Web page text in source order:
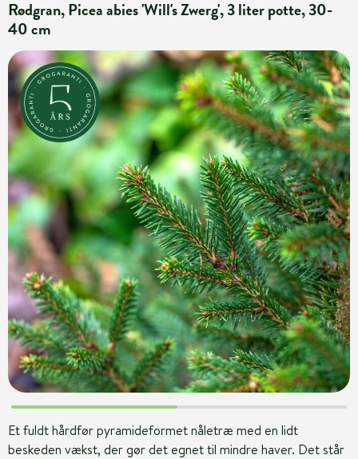
Rødgran, Picea abies 'Will's Zwerg', 3 liter potte, 30-
40 cm
Et fuldt hårdfør pyramideformet nåletræ med en lidt
beskeden vækst, der gør det egnet til mindre haver. Det står